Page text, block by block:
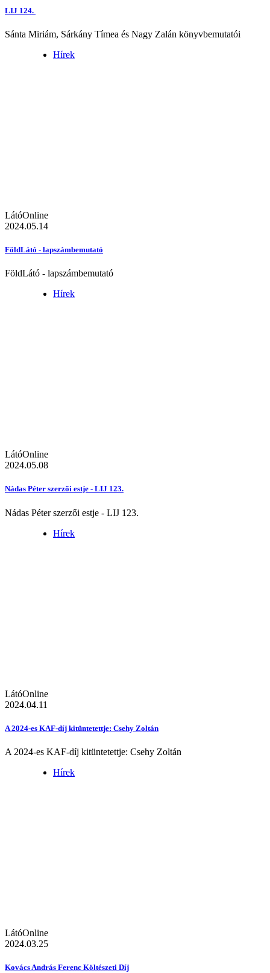
LIJ 124.
Sánta Miriám, Sárkány Tímea és Nagy Zalán könyvbemutatói
Hírek
LátóOnline
2024.05.14
FöldLátó - lapszámbemutató
FöldLátó - lapszámbemutató
Hírek
LátóOnline
2024.05.08
Nádas Péter szerzői estje - LIJ 123.
Nádas Péter szerzői estje - LIJ 123.
Hírek
LátóOnline
2024.04.11
A 2024-es KAF-díj kitüntetettje: Csehy Zoltán
A 2024-es KAF-díj kitüntetettje: Csehy Zoltán
Hírek
LátóOnline
2024.03.25
Kovács András Ferenc Költészeti Díj